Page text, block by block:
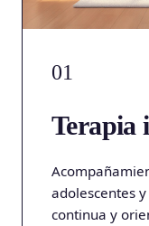
01
Terapia
adolescentes
continua y